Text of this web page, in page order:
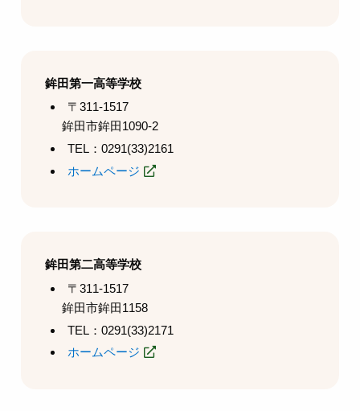
鉾田第一高等学校
〒311-1517
鉾田市鉾田1090-2
TEL：0291(33)2161
ホームページ
鉾田第二高等学校
〒311-1517
鉾田市鉾田1158
TEL：0291(33)2171
ホームページ